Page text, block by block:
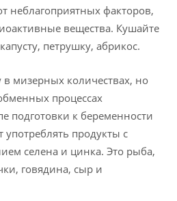
неблагоприятных факторов,
вещества. Кушайте
петрушку, абрикос.
мизерных количествах, но
процессах
подготовки к беременности
употреблять продукты с
селена и цинка. Это рыба,
говядина, сыр и